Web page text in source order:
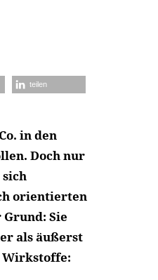
teilen
in den
Doch nur
orientierten
Sie
als äußerst
Wirkstoffe: